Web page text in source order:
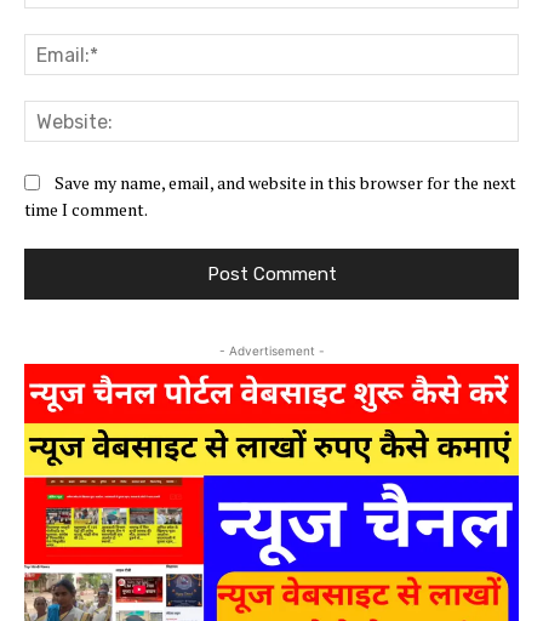
Save my name, email, and website in this browser for the next
time I comment.
- Advertisement -